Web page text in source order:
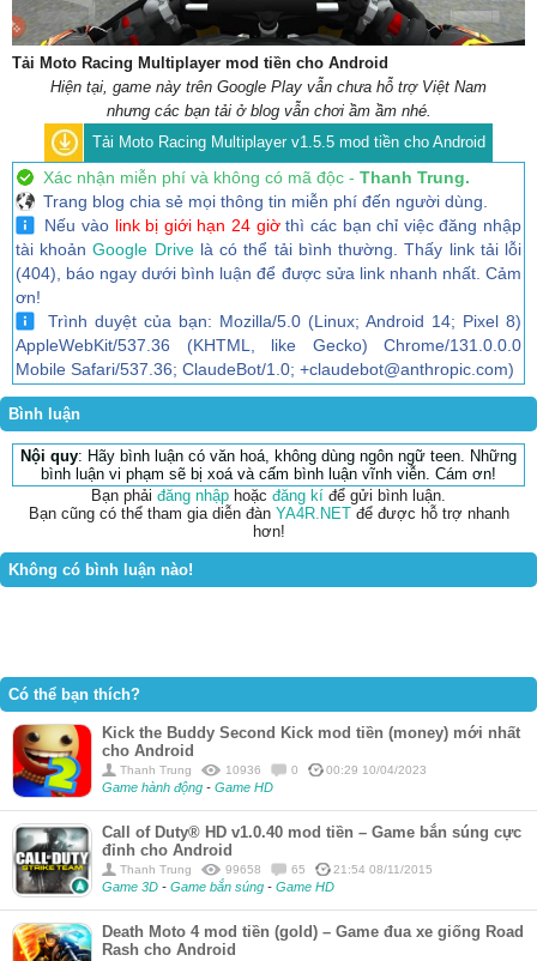
Tải Moto Racing Multiplayer mod tiền cho Android
Hiện tại, game này trên Google Play vẫn chưa hỗ trợ Việt Nam
nhưng các bạn tải ở blog vẫn chơi ầm ầm nhé.
Tải Moto Racing Multiplayer v1.5.5 mod tiền cho Android
Xác nhận miễn phí và không có mã độc - Thanh Trung.
Trang blog chia sẻ mọi thông tin miễn phí đến người dùng.
Nếu vào link bị giới hạn 24 giờthì các bạn chỉ việc đăng nhập
tài khoảnGoogle Drivelà có thể tải bình thường. Thấy link tải lỗi
(404), báo ngay dưới bình luận để được sửa link nhanh nhất. Cảm
ơn!
Trình duyệt của bạn: Mozilla/5.0 (Linux; Android 14; Pixel 8)
AppleWebKit/537.36 (KHTML, like Gecko) Chrome/131.0.0.0
Mobile Safari/537.36; ClaudeBot/1.0; +claudebot@anthropic.com)
Bình luận
Nội quy: Hãy bình luận có văn hoá, không dùng ngôn ngữ teen. Những
bình luận vi phạm sẽ bị xoá và cấm bình luận vĩnh viễn. Cám ơn!
Bạn phải đăng nhập hoặc đăng kí để gửi bình luận.
Bạn cũng có thể tham gia diễn đàn YA4R.NETđể được hỗ trợ nhanh
hơn!
Không có bình luận nào!
Có thể bạn thích?
Kick the Buddy Second Kick mod tiền (money) mới nhất
cho Android
Thanh Trung 10936 0 00:29 10/04/2023
Game hành động - Game HD
Call of Duty® HD v1.0.40 mod tiền – Game bắn súng cực
đỉnh cho Android
Thanh Trung 99658 65 21:54 08/11/2015
Game 3D - Game bắn súng - Game HD
Death Moto 4 mod tiền (gold) – Game đua xe giống Road
Rash cho Android